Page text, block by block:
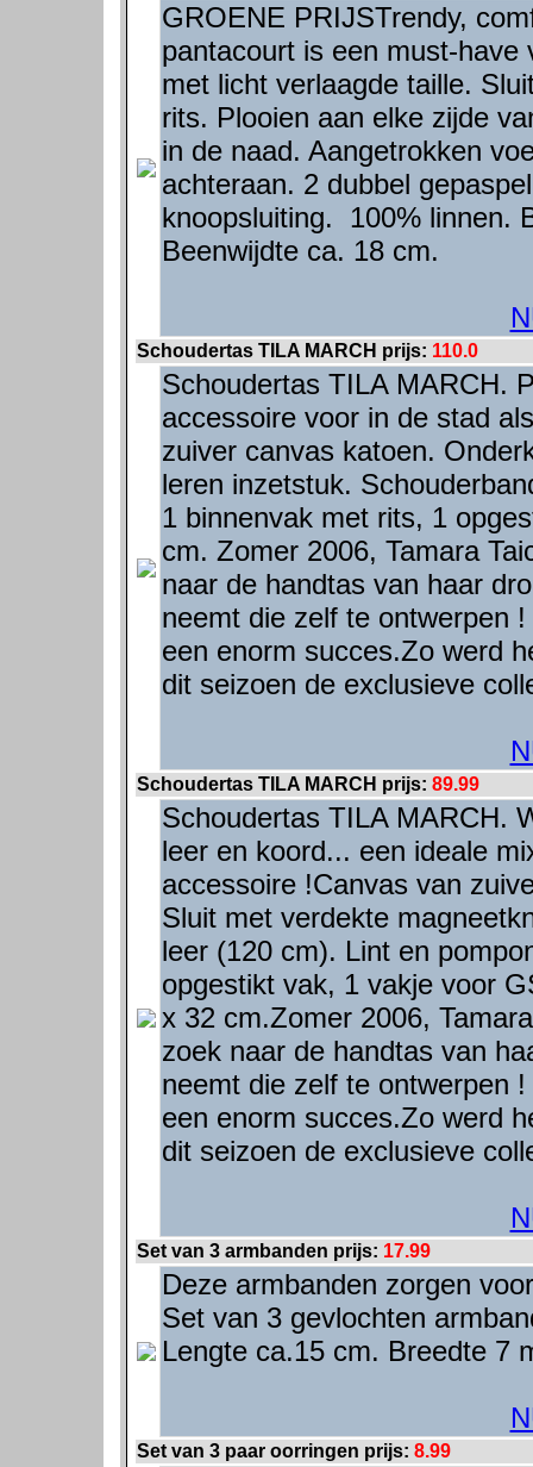
GROENE PRIJSTrendy,
pantacourt is een must-have
met licht verlaagde taille.
rits. Plooien aan elke zijde
in de naad. Aangetrokken
achteraan. 2 dubbel
knoopsluiting. 100% linnen.
Beenwijdte ca. 18 cm.
Schoudertas TILA MARCH prijs: 110.0
Schoudertas TILA MARCH.
accessoire voor in de stad
zuiver canvas katoen.
leren inzetstuk.
1 binnenvak met rits, 1
cm. Zomer 2006, Tamara
naar de handtas van haar
neemt die zelf te ontwerpen
een enorm succes.Zo werd
dit seizoen de exclusieve
Schoudertas TILA MARCH prijs: 89.99
Schoudertas TILA MARCH.
leer en koord... een ideale
accessoire !Canvas van
Sluit met verdekte
leer (120 cm). Lint en
opgestikt vak, 1 vakje voor
x 32 cm.Zomer 2006,
zoek naar de handtas van
neemt die zelf te ontwerpen
een enorm succes.Zo werd
dit seizoen de exclusieve
Set van 3 armbanden prijs: 17.99
Deze armbanden zorgen
Set van 3 gevlochten
Lengte ca.15 cm. Breedte 7
Set van 3 paar oorringen prijs: 8.99